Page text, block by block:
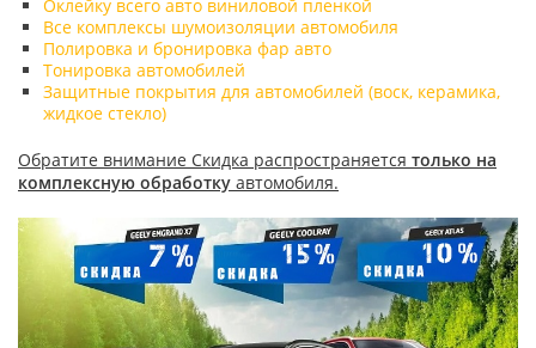
Оклейку всего авто виниловой пленкой
Все комплексы шумоизоляции автомобиля
Полировка и бронировка фар авто
Тонировка автомобилей
Защитные покрытия для автомобилей (воск, керамика,
жидкое стекло)
Обратите внимание Скидка распространяется только на
комплексную обработку автомобиля.